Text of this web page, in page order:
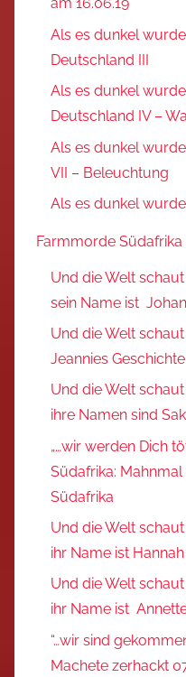
am 16.06.19
Als es dunkel
Deutschland III
Als es dunkel
Deutschland IV –
Als es dunkel
VII – Beleuchtung
Als es dunkel
Farmmorde Südafrika
Und die Welt
sein Name ist
Und die Welt
Jeannies Geschichte
Und die Welt
ihre Namen sind
„…wir werden Dich
Südafrika:
Südafrika
Und die Welt
ihr Name ist
Und die Welt
ihr Name ist
“…wir sind
Machete zerhackt